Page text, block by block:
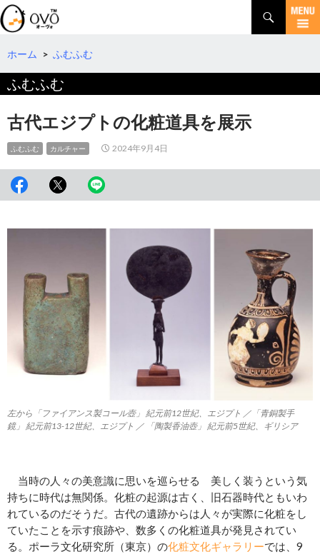
検
索
コ
テ
へ
ホーム > ふむふむ
ふむふむ
古代エジプトの化粧道具を展示
ふむふむ カルチャー 2024年9月4日
左から「ファイアンス製コール壺」 紀元前12世紀、エジプト ／「青銅製手
鏡」 紀元前13-12世紀、エジプト ／ 「陶製香油壺」 紀元前5世紀、ギリシア
当時の人々の美意識に思いを巡らせる 美しく装うという気
持ちに時代は無関係。化粧の起源は古く、旧石器時代ともいわ
れているのだそうだ。古代の遺跡からは人々が実際に化粧をし
ていたことを示す痕跡や、数多くの化粧道具が発見されてい
る。ポーラ文化研究所（東京）の化粧文化ギャラリーでは、9